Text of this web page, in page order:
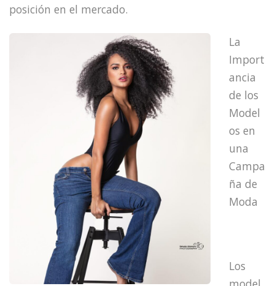
posición en el mercado.
La
Import
ancia
de los
Model
os en
una
Campa
ña de
Moda
Los